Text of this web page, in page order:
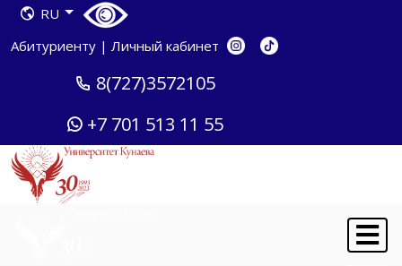
RU
Абитуриенту | Личный кабинет
8(727)3572105
+7 701 513 11 55